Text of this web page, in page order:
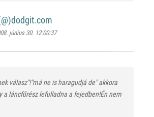
dodgit.com
június 30. 12:00:37
válasz"!"má ne is haragudjá de" akkora
a láncfűrész lefulladna a fejedben!Én nem